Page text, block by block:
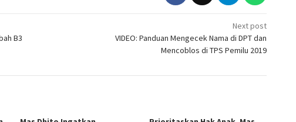
B3
Next post
VIDEO: Panduan Mengecek Nama di DPT dan
Mencoblos di TPS Pemilu 2019